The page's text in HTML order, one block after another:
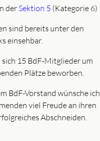
derSektion 5 (Kategorie 6)
sind bereits unter den
einsehbar.
15 BdF-Mitglieder um
Plätze beworben.
BdF-Vorstand wünsche ich
viel Freude an ihren
Abschneiden.